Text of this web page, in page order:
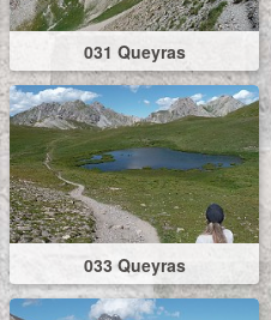
031 Queyras
033 Queyras